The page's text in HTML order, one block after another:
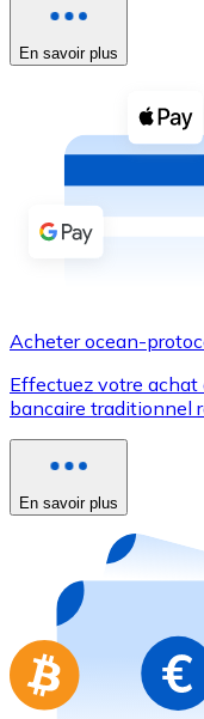
Voir toutes
Coupons crypto
Achetez des
Acheter avec
Virement SEPA
Utilisez les
Acheter avec
Nouveau
Achetez des
Aller à la
En savoir plus
Acheter ocean-
Effectuez votre
bancaire traditionnel
En savoir plus